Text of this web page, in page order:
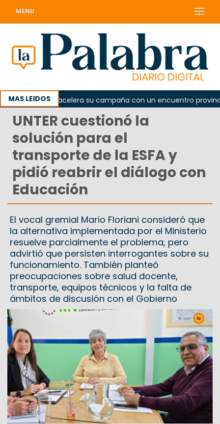
MENU
MAS LEIDOSacelera su campaña con un encuentro provincial en
UNTER cuestionó la
solución para el
transporte de la ESFA y
pidió reabrir el diálogo con
Educación
El vocal gremial Mario Floriani consideró que
la alternativa implementada por el Ministerio
resuelve parcialmente el problema, pero
advirtió que persisten interrogantes sobre su
funcionamiento. También planteó
preocupaciones sobre salud docente,
transporte, equipos técnicos y la falta de
ámbitos de discusión con el Gobierno